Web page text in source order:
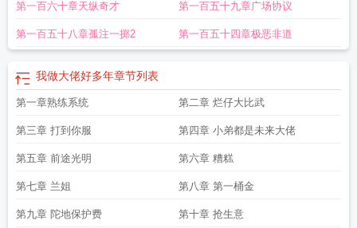
第一百六十章天纵奇才 第一百五十九章广场协议
第一百五十八章孤注一掷2 第一百五十四章极恶非道
我做大佬好多年章节列表
第一章熟练系统 第二章 烂仔大比武
第三章 打到你服 第四章 小弟都是未来大佬
第五章 前途光明 第六章 糟糕
第七章 兰姐 第八章 第一桶金
第九章 陀地保护费 第十章 抢生意